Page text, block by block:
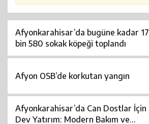
Afyonkarahisar’da bugüne kadar 17
bin 580 sokak köpeği toplandı
Afyon OSB’de korkutan yangın
Afyonkarahisar’da Can Dostlar İçin
Dev Yatırım: Modern Bakım ve